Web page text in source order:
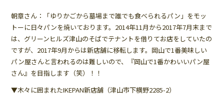
朝章さん：「ゆりかごから墓場まで誰でも食べられるパン」をモッ
トーに日々パンを焼いております。2014年11月から2017年7月末まで
は、グリーンヒルズ津山のそばでテナントを借りてお店をしていたの
ですが、2017年9月からは新店舗に移転します。岡山で1番美味しい
パン屋さんと言われるのは難しいので、『岡山で1番かわいいパン屋
さん』を目指します（笑）！！
▼木々に囲まれたIKEPAN新店舗（津山市下横野2285-2）